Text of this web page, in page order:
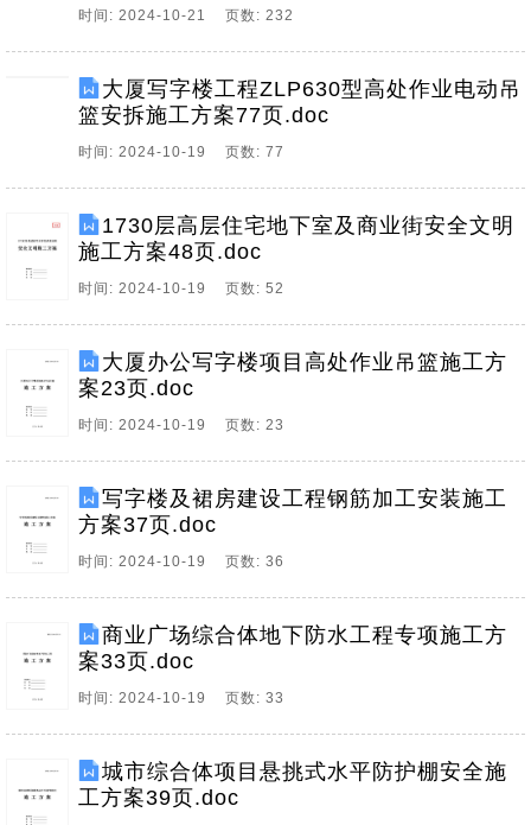
时间: 2024-10-21 页数: 232
大厦写字楼工程ZLP630型高处作业电动吊
篮安拆施工方案77页.doc
时间: 2024-10-19 页数: 77
1730层高层住宅地下室及商业街安全文明
施工方案48页.doc
时间: 2024-10-19 页数: 52
大厦办公写字楼项目高处作业吊篮施工方
案23页.doc
时间: 2024-10-19 页数: 23
写字楼及裙房建设工程钢筋加工安装施工
方案37页.doc
时间: 2024-10-19 页数: 36
商业广场综合体地下防水工程专项施工方
案33页.doc
时间: 2024-10-19 页数: 33
城市综合体项目悬挑式水平防护棚安全施
工方案39页.doc